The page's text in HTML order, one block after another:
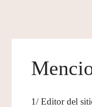
1/ Editor del